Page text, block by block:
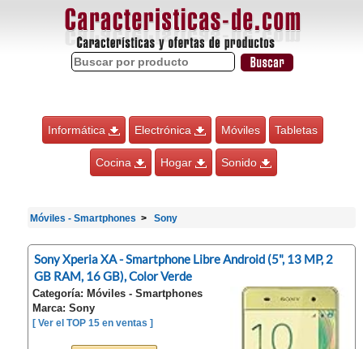
Informática Electrónica Móviles Tabletas
Cocina Hogar Sonido
Móviles - Smartphones Sony
Sony Xperia XA - Smartphone Libre Android (5", 13 MP, 2
GB RAM, 16 GB), Color Verde
Categoría: Móviles - Smartphones
Marca: Sony
[ Ver el TOP 15 en ventas ]